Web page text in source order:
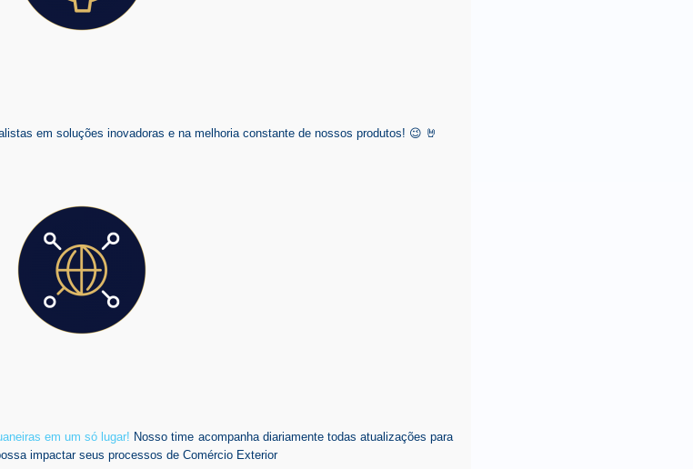
em soluções inovadoras e na melhoria constante de nossos produtos! 😉 🤘
em um só lugar! Nosso time acompanha diariamente todas atualizações para
impactar seus processos de Comércio Exterior